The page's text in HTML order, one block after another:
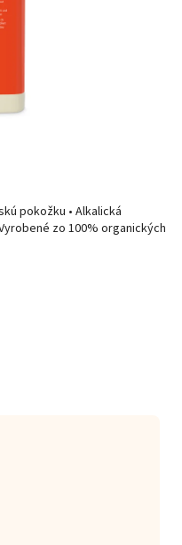
pokožku • Alkalická
zo 100% organických